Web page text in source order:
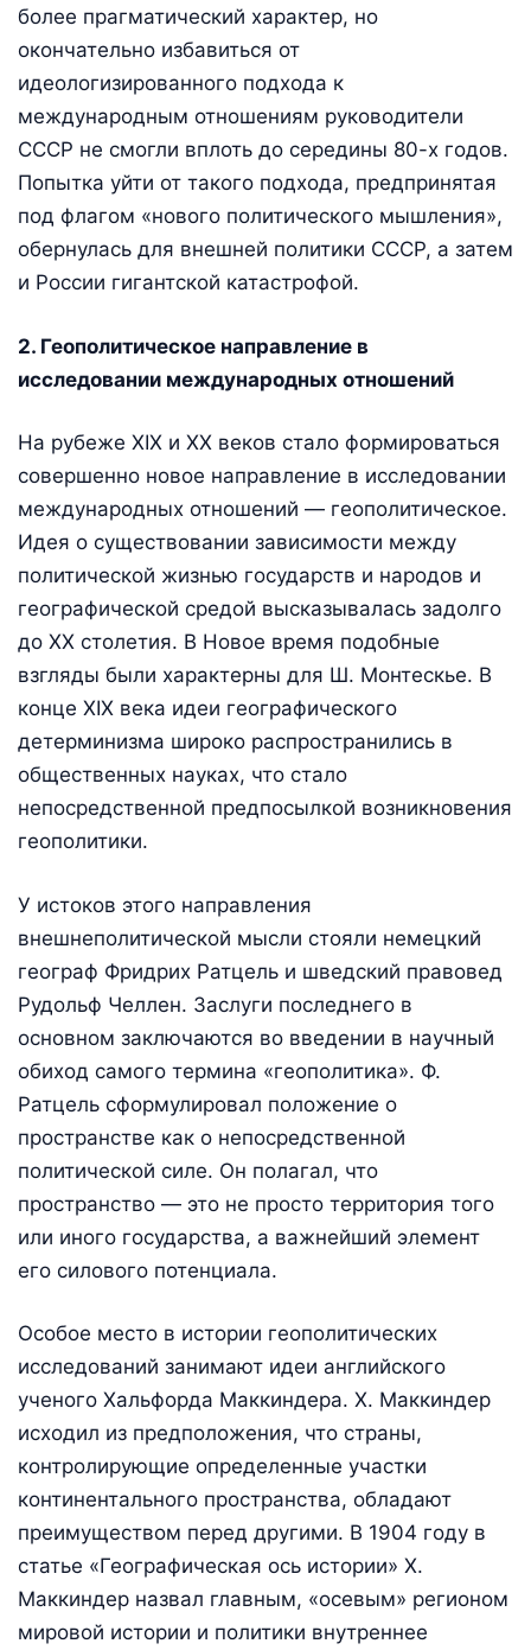
более прагматический характер, но
окончательно избавиться от
идеологизированного подхода к
международным отношениям руководители
СССР не смогли вплоть до середины 80-х годов.
Попытка уйти от такого подхода, предпринятая
под флагом «нового политического мышления»,
обернулась для внешней политики СССР, а затем
и России гигантской катастрофой.
2. Геополитическое направление в
исследовании международных отношений
На рубеже XIX и XX веков стало формироваться
совершенно новое направление в исследовании
международных отношений — геополитическое.
Идея о существовании зависимости между
политической жизнью государств и народов и
географической средой высказывалась задолго
до XX столетия. В Новое время подобные
взгляды были характерны для Ш. Монтескье. В
конце XIX века идеи географического
детерминизма широко распространились в
общественных науках, что стало
непосредственной предпосылкой возникновения
геополитики.
У истоков этого направления
внешнеполитической мысли стояли немецкий
географ Фридрих Ратцель и шведский правовед
Рудольф Челлен. Заслуги последнего в
основном заключаются во введении в научный
обиход самого термина «геополитика». Ф.
Ратцель сформулировал положение о
пространстве как о непосредственной
политической силе. Он полагал, что
пространство — это не просто территория того
или иного государства, а важнейший элемент
его силового потенциала.
Особое место в истории геополитических
исследований занимают идеи английского
ученого Хальфорда Маккиндера. Х. Маккиндер
исходил из предположения, что страны,
контролирующие определенные участки
континентального пространства, обладают
преимуществом перед другими. В 1904 году в
статье «Географическая ось истории» Х.
Маккиндер назвал главным, «осевым» регионом
мировой истории и политики внутреннее